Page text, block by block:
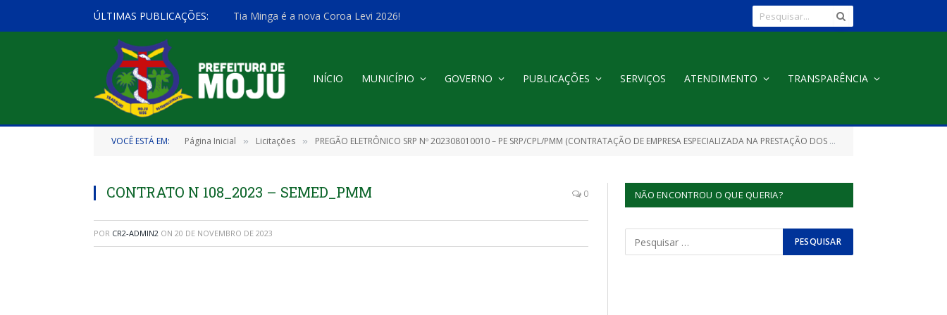
ÚLTIMAS PUBLICAÇÕES: Tia Minga é a nova Coroa Levi 2026!
INÍCIO MUNICÍPIO GOVERNO PUBLICAÇÕES SERVIÇOS ATENDIMENTO TRANSPARÊNCIA
VOCÊ ESTÁ EM: Página Inicial » Licitações » PREGÃO ELETRÔNICO SRP Nº 202308010010 – PE SRP/CPL/PMM (CONTRATAÇÃO DE EMPRESA ESPECIALIZADA NA PRESTAÇÃO DOS SERVIÇOS DE LOCAÇÃO E FORNECIMENTO DE: ESTRUTURAS MODULARES DIVERSAS, MATERIAIS E EQUIPAMENTOS DE SONORIZAÇÃO E ILUMINAÇÃO, MÃO-DE-OBRA ESPECIALIZADA E EQUIPES DE APOIO, SHOWS MUSICAIS (ATRAÇÕES REGIONAIS E NACIONAIS) E ATRAÇÕES CULTURAIS (GRUPOS DE DANÇA) E SHOWS PIROTÉCNICOS)
CONTRATO N 108_2023 – SEMED_PMM 0
POR CR2-ADMIN2 ON 20 DE NOVEMBRO DE 2023
NÃO ENCONTROU O QUE QUERIA?